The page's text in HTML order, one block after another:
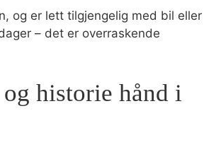
og er lett tilgjengelig med bil eller
– det er overraskende
historie hånd i